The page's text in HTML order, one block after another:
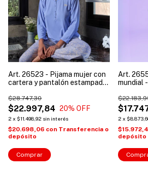
Art. 26523 - Pijama mujer con
cartera y pantalón estampado
$22.997,84
$28.747,30
20% OFF
2 x $11.498,92 sin interés
$20.698,06 con Transferencia o
depósito
Comprar
Art.
mundial
2 x
depósito